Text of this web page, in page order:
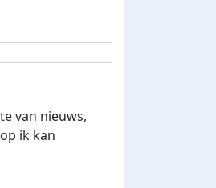
van nieuws,
ik kan